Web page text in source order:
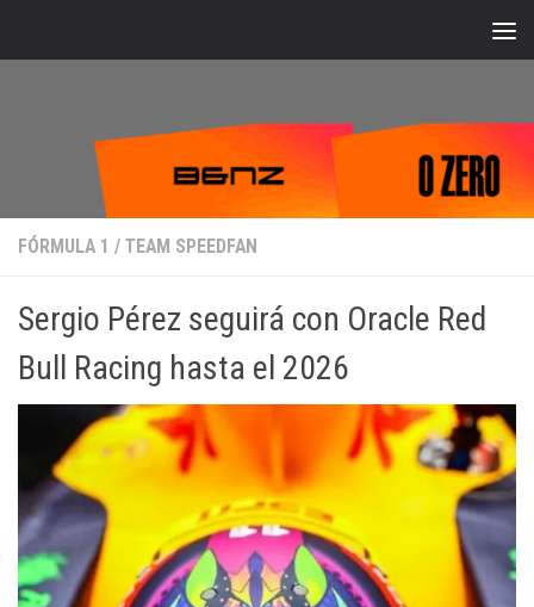
FÓRMULA 1 / TEAM SPEEDFAN
Sergio Pérez seguirá con Oracle Red
Bull Racing hasta el 2026